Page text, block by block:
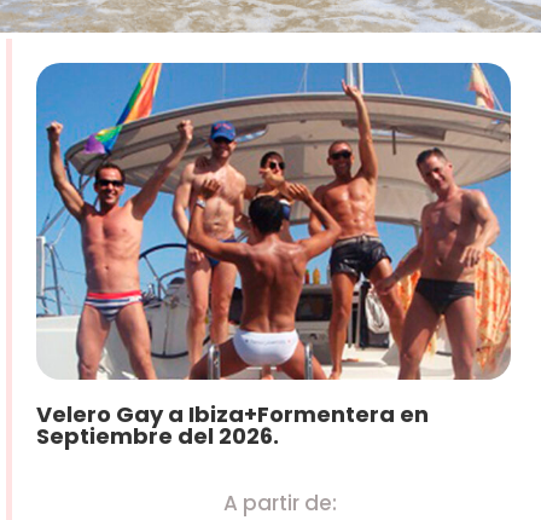
Velero Gay a Ibiza+Formentera en
Septiembre del 2026.
A partir de: